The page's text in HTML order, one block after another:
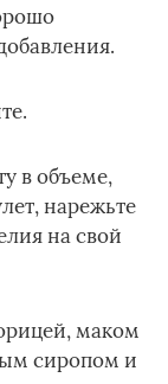
в объеме,
нарежьте
на свой
маком
сиропом и